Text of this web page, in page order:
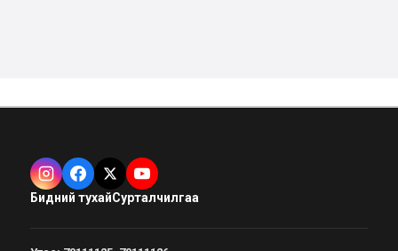
Бидний тухайСурталчилгаа